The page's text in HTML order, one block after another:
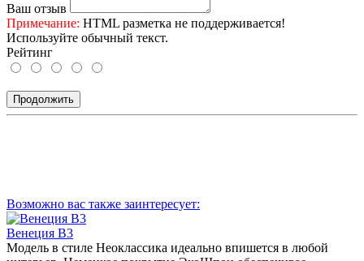
Ваш отзыв
Примечание: HTML разметка не поддерживается!
Используйте обычный текст.
Рейтинг
Продолжить
Возможно вас также заинтересует:
Венеция В3
Модель в стиле Неоклассика идеально впишется в любой